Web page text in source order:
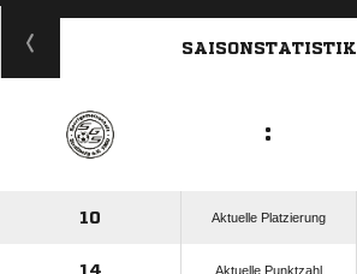
ANZEIGE
SAISONSTATISTIK
:
10 Aktuelle Platzierung
14 Aktuelle Punktzahl